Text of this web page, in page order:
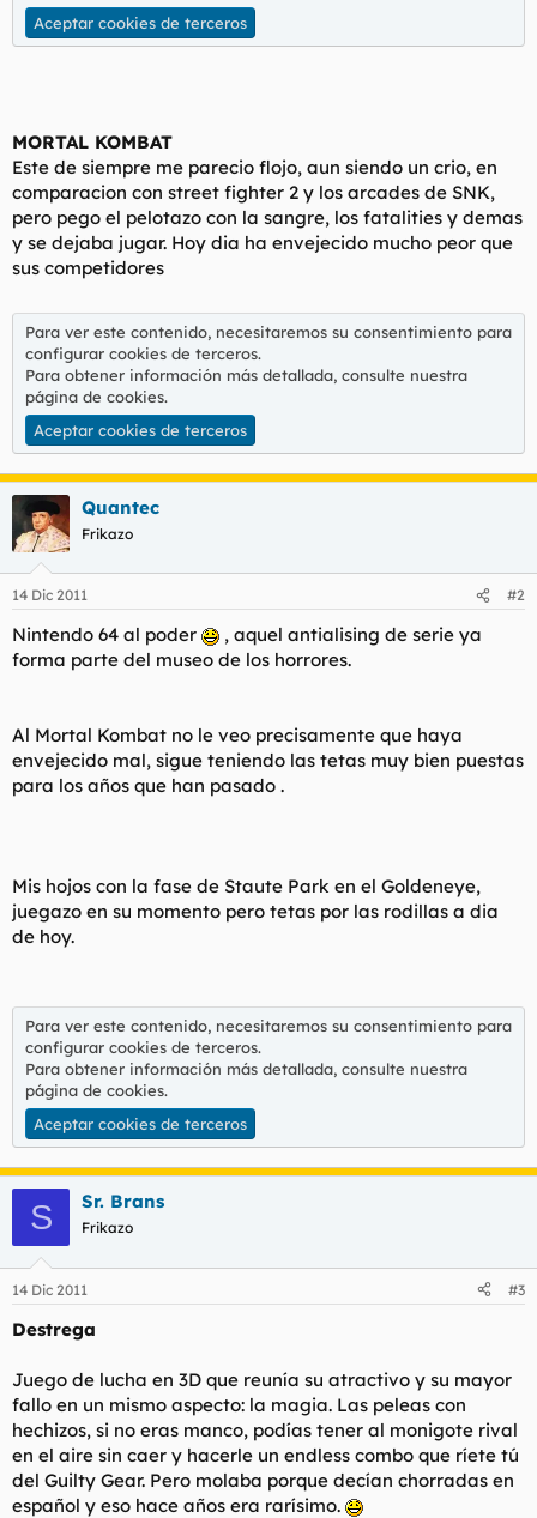
Aceptar cookies de terceros
MORTAL KOMBAT
Este de siempre me parecio flojo, aun siendo un crio, en
comparacion con street fighter 2 y los arcades de SNK,
pero pego el pelotazo con la sangre, los fatalities y demas
y se dejaba jugar. Hoy dia ha envejecido mucho peor que
sus competidores
Para ver este contenido, necesitaremos su consentimiento para
configurar cookies de terceros.
Para obtener información más detallada, consulte nuestra
página de cookies.
Aceptar cookies de terceros
Quantec
Frikazo
14 Dic 2011 #2
Nintendo 64 al poder
, aquel antialising de serie ya
forma parte del museo de los horrores.
Al Mortal Kombat no le veo precisamente que haya
envejecido mal, sigue teniendo las tetas muy bien puestas
para los años que han pasado .
Mis hojos con la fase de Staute Park en el Goldeneye,
juegazo en su momento pero tetas por las rodillas a dia
de hoy.
Para ver este contenido, necesitaremos su consentimiento para
configurar cookies de terceros.
Para obtener información más detallada, consulte nuestra
página de cookies.
Aceptar cookies de terceros
S Sr. Brans
Frikazo
14 Dic 2011 #3
Destrega
Juego de lucha en 3D que reunía su atractivo y su mayor
fallo en un mismo aspecto: la magia. Las peleas con
hechizos, si no eras manco, podías tener al monigote rival
en el aire sin caer y hacerle un endless combo que ríete tú
del Guilty Gear. Pero molaba porque decían chorradas en
español y eso hace años era rarísimo.